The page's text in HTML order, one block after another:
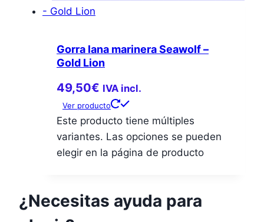
Gorra lana marinera Seawolf –
Gold Lion
49,50€ IVA incl.
Ver producto
Este producto tiene múltiples
variantes. Las opciones se pueden
elegir en la página de producto
¿Necesitas ayuda para